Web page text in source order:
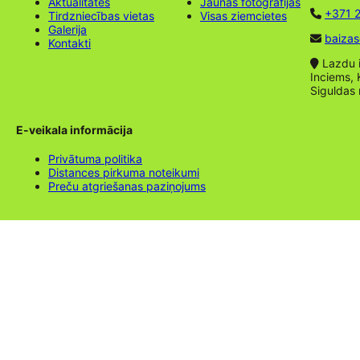
Tirdzniecības vietas
Galerija
Kontakti
Visas ziemcietes
+371
Lazdu
Inciems,
Siguldas
E-veikala informācija
Privātuma politika
Distances pirkuma noteikumi
Preču atgriešanas paziņojums